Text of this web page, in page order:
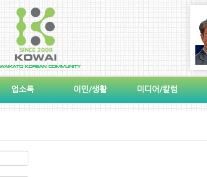
업소록 이민/생활 미디어/칼럼